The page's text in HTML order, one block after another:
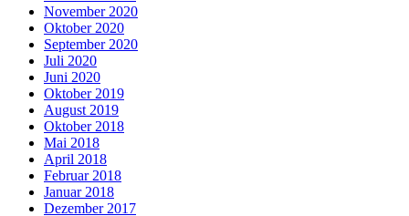
November 2020
Oktober 2020
September 2020
Juli 2020
Juni 2020
Oktober 2019
August 2019
Oktober 2018
Mai 2018
April 2018
Februar 2018
Januar 2018
Dezember 2017